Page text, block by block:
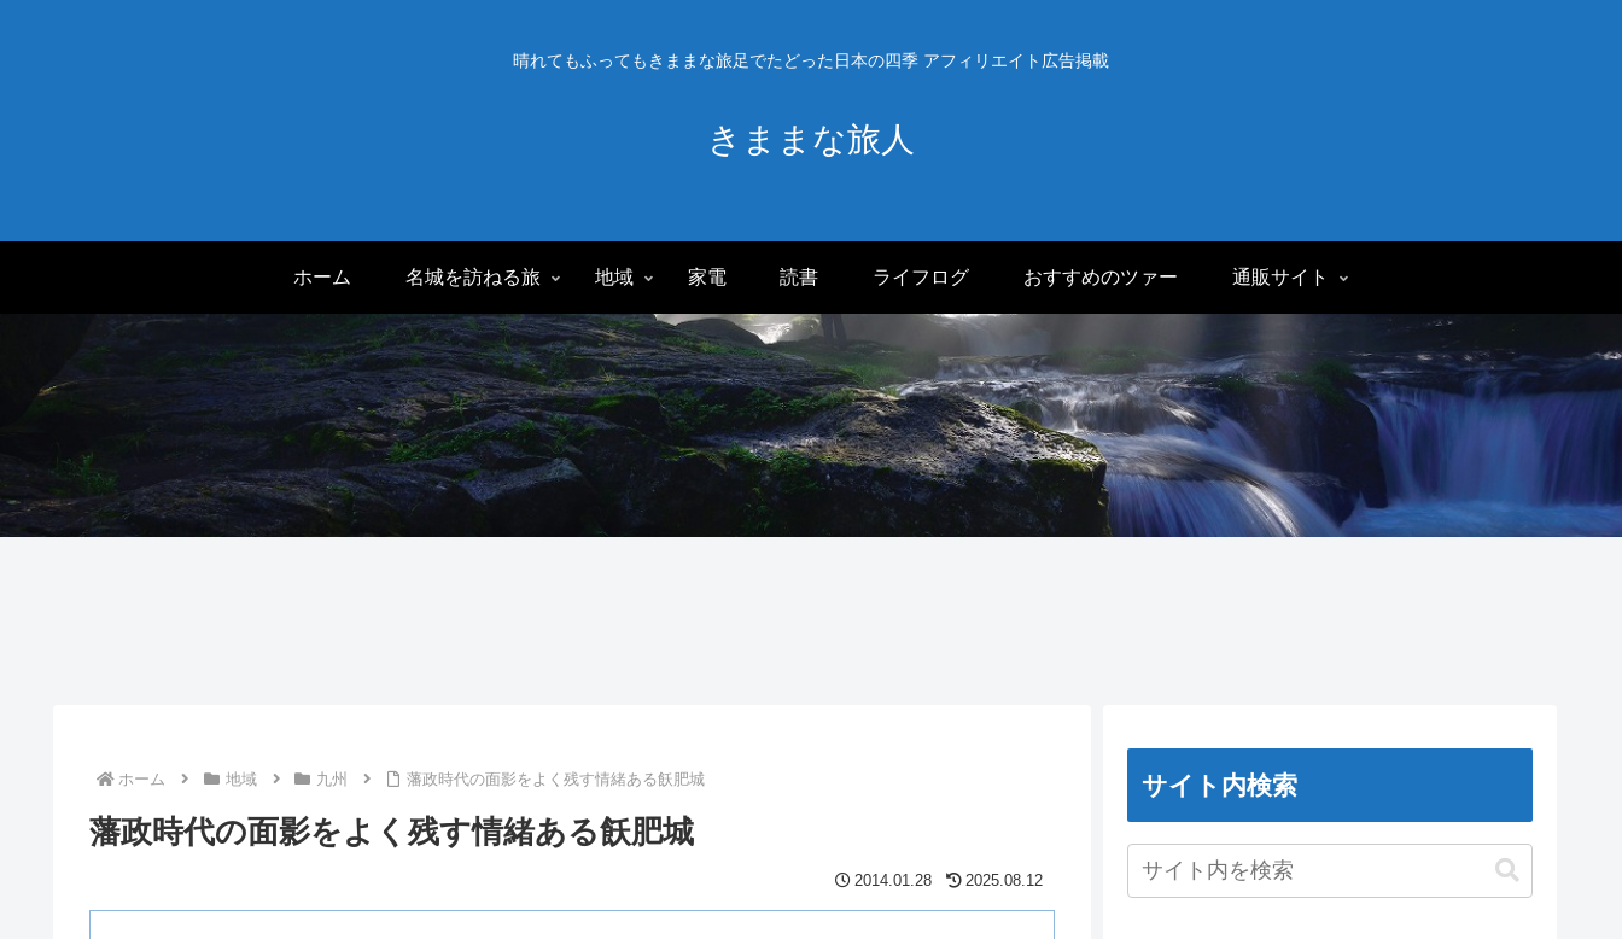
晴れてもふってもきままな旅足でたどった日本の四季 アフィリエイト広告掲載
きままな旅人
ホーム 名城を訪ねる旅 地域 家電 読書 ライフログ おすすめのツァー 通販サイト
ホーム 地域 九州 藩政時代の面影をよく残す情緒ある飫肥城
藩政時代の面影をよく残す情緒ある飫肥城
2014.01.28 2025.08.12
サイト内検索